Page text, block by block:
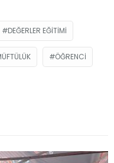
DEĞERLER EĞITIMI
ÖĞRENCI